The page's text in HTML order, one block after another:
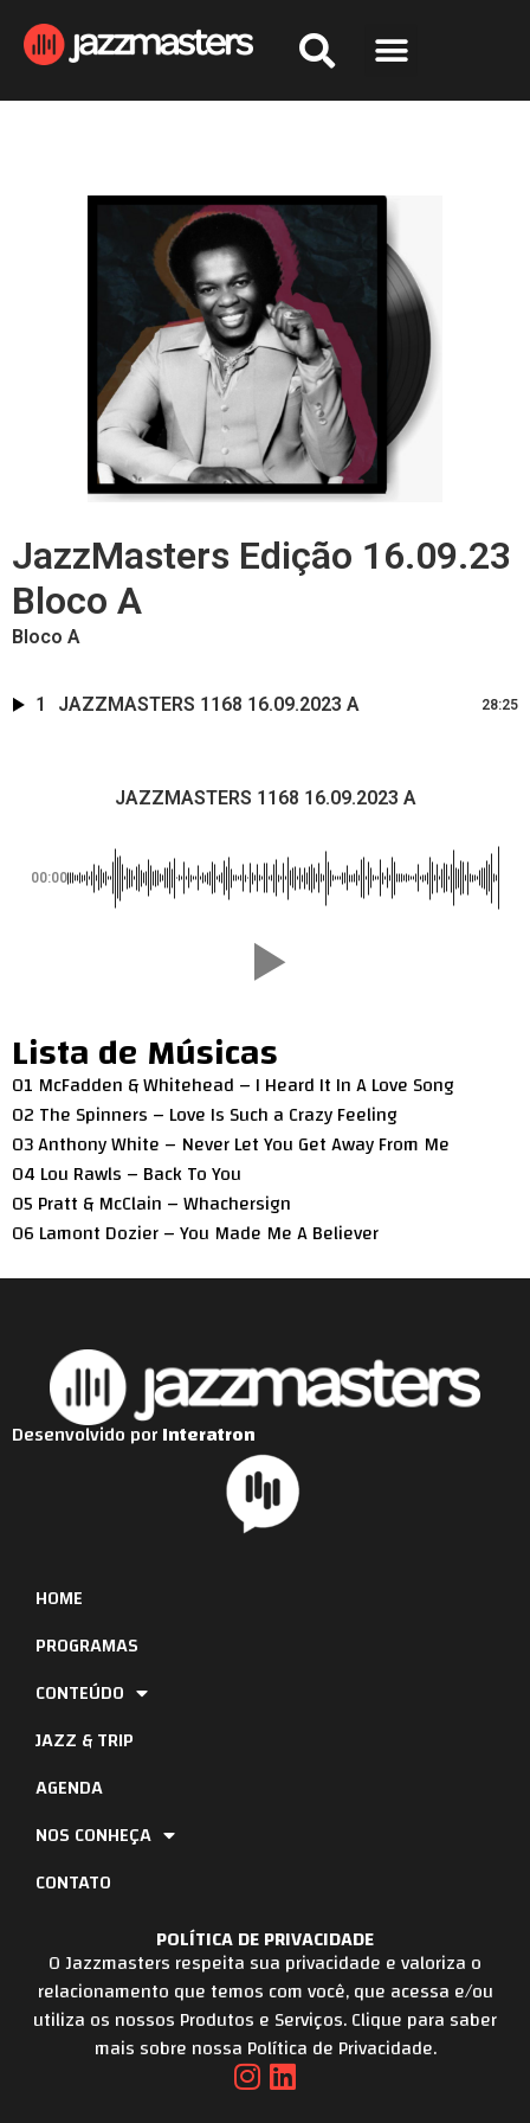
JazzMasters Edição 16.09.23
Bloco A
Bloco A
1 JAZZMASTERS 1168 16.09.2023 A 28:25
JAZZMASTERS 1168 16.09.2023 A
00:00
Lista de Músicas
01 McFadden & Whitehead – I Heard It In A Love Song
02 The Spinners – Love Is Such a Crazy Feeling
03 Anthony White – Never Let You Get Away From Me
04 Lou Rawls – Back To You
05 Pratt & McClain – Whachersign
06 Lamont Dozier – You Made Me A Believer
POLÍTICA DE PRIVACIDADE
O Jazzmasters respeita sua privacidade e valoriza o
relacionamento que temos com você, que acessa e/ou
utiliza os nossos Produtos e Serviços. Clique para saber
mais sobre nossa Política de Privacidade.
HOME
PROGRAMAS
CONTEÚDO
JAZZ & TRIP
AGENDA
NOS CONHEÇA
CONTATO
Desenvolvido porInteratron